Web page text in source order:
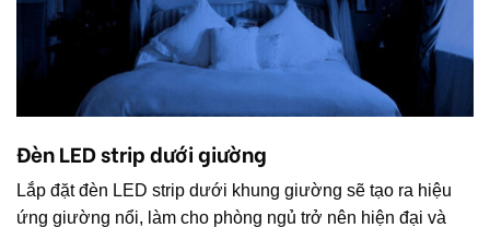
Đèn LED strip dưới giường
Lắp đặt đèn LED strip dưới khung giường sẽ tạo ra hiệu
ứng giường nổi, làm cho phòng ngủ trở nên hiện đại và